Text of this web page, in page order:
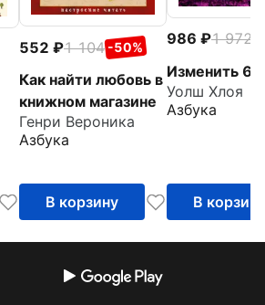
552 1 104 -50%
Как найти любовь в
книжном магазине
Генри Вероника
Азбука
В корзину
986 1 972
Изменить 6-
Уолш Хлоя
Азбука
В корзину